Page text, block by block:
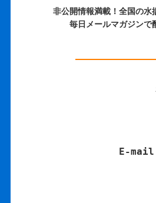
非公開情報満載！全国の水
毎日メールマガジンで
E-mail